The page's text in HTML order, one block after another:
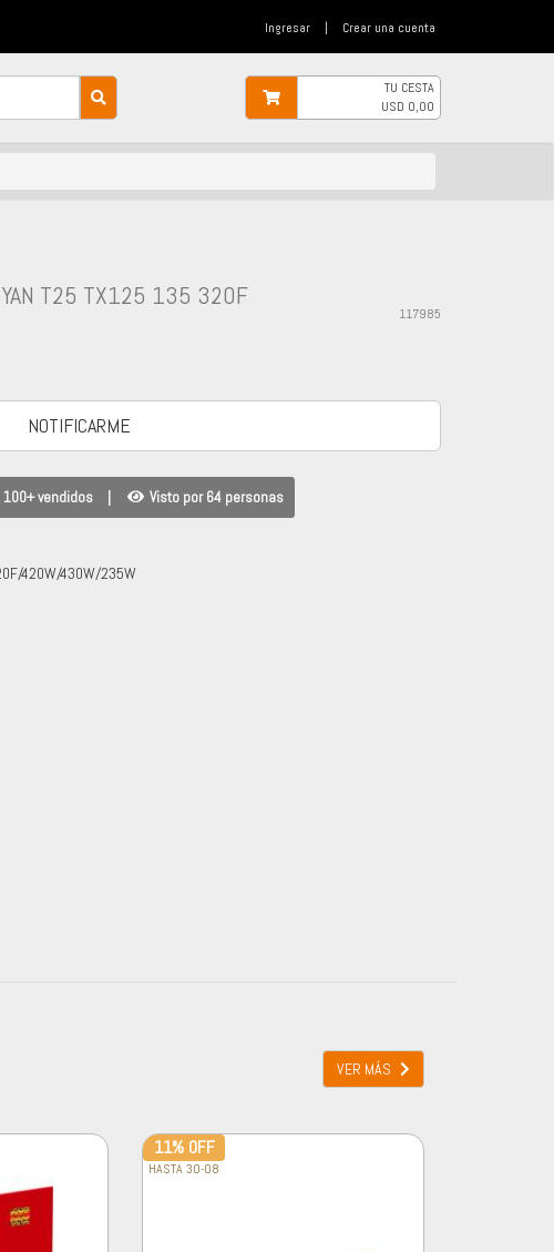
Ingresar | Crear una cuenta
TU CESTA
USD 0,00
T25 TX125 135 320F
117985
NOTIFICARME
100+ vendidos Visto por 64 personas
420W/430W/235W
VER MÁS
11% OFF
HASTA 30-08